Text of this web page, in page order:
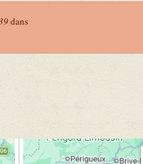
dans